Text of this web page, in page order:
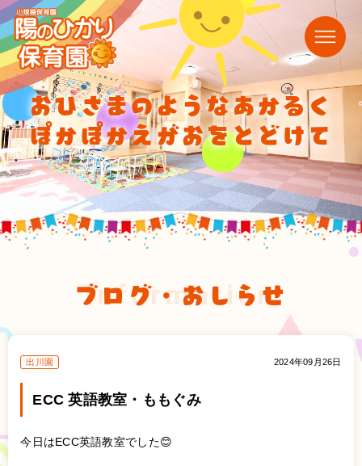
おひさまのようなあかるく
ぽかぽかえがおをとどけて
ブログ・おしらせ
information
出川園 2024年09月26日
ECC 英語教室・ももぐみ
今日はECC英語教室でした😊